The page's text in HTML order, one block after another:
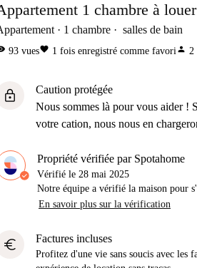
1 chambre à
1 chambre salles de bain
93 vuesfavorite 1 fois enregistré comme favoriperson 2
lock
Caution protégée
Nous sommes là pour vous aider !
votre cation, nous nous en
Propriété vérifiée par Spotahome
Vérifié le 28 mai 2025
Notre équipe a vérifié la maison pour
En savoir plus sur la vérification
euro Factures incluses
Profitez d'une vie sans soucis avec les